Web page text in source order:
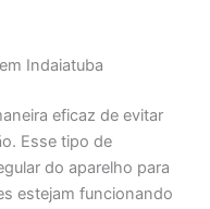
Indaiatuba
eficaz de evitar
Esse tipo de
do aparelho para
estejam funcionando